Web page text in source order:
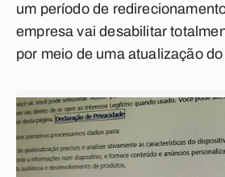
um período de
empresa vai desabilitar
por meio de uma atualização